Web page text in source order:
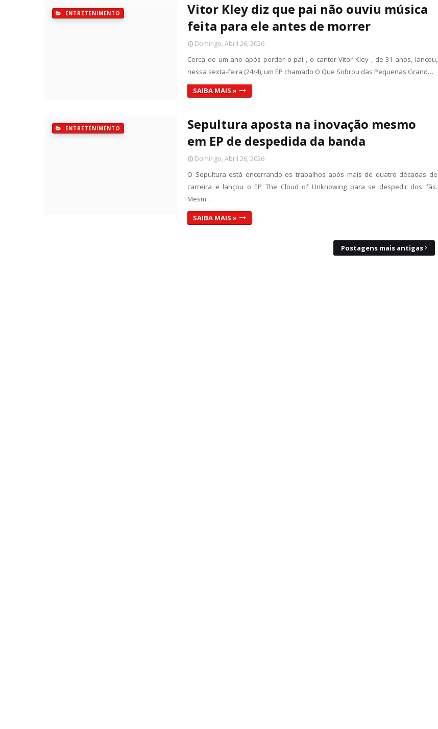
ENTRETENIMENTO
Vitor Kley diz que pai não ouviu música
feita para ele antes de morrer
Domingo, Abril 26, 2026
Cerca de um ano após perder o pai , o cantor Vitor Kley , de 31 anos, lançou,
nessa sexta-feira (24/4), um EP chamado O Que Sobrou das Pequenas Grand…
SAIBA MAIS »
ENTRETENIMENTO
Sepultura aposta na inovação mesmo
em EP de despedida da banda
Domingo, Abril 26, 2026
O Sepultura está encerrando os trabalhos após mais de quatro décadas de
carreira e lançou o EP The Cloud of Unknowing para se despedir dos fãs.
Mesm…
SAIBA MAIS »
Postagens mais antigas